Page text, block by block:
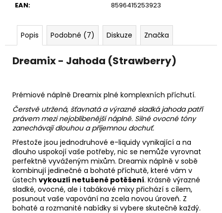
EAN: 8596415253923
Popis Podobné (7) Diskuze Značka
Dreamix - Jahoda (Strawberry)
Prémiové náplně Dreamix plné komplexních příchutí.
Čerstvě utržená, šťavnatá a výrazně sladká jahoda patří
právem mezi nejoblíbenější náplně. Silné ovocné tóny
zanechávají dlouhou a příjemnou dochuť.
Přestože jsou jednodruhové e-liquidy vynikající a na
dlouho uspokojí vaše potřeby, nic se nemůže vyrovnat
perfektně vyváženým mixům. Dreamix náplně v sobě
kombinují jedinečné a bohaté příchutě, které vám v
ústech vykouzlí netušené potěšení. Krásně výrazné
sladké, ovocné, ale i tabákové mixy přichází s cílem,
posunout vaše vapování na zcela novou úroveň. Z
bohaté a rozmanité nabídky si vybere skutečně každý.